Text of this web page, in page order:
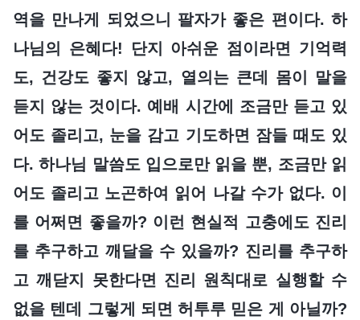
역을 만나게 되었으니 팔자가 좋은 편이다. 하
나님의 은혜다! 단지 아쉬운 점이라면 기억력
도, 건강도 좋지 않고, 열의는 큰데 몸이 말을
듣지 않는 것이다. 예배 시간에 조금만 듣고 있
어도 졸리고, 눈을 감고 기도하면 잠들 때도 있
다. 하나님 말씀도 입으로만 읽을 뿐, 조금만 읽
어도 졸리고 노곤하여 읽어 나갈 수가 없다. 이
를 어쩌면 좋을까? 이런 현실적 고충에도 진리
를 추구하고 깨달을 수 있을까? 진리를 추구하
고 깨닫지 못한다면 진리 원칙대로 실행할 수
없을 텐데 그렇게 되면 허투루 믿은 게 아닐까?